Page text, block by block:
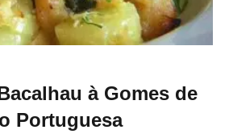
à Gomes de
Portuguesa